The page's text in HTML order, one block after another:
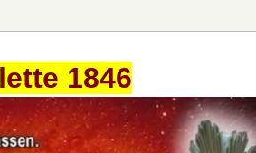
1846